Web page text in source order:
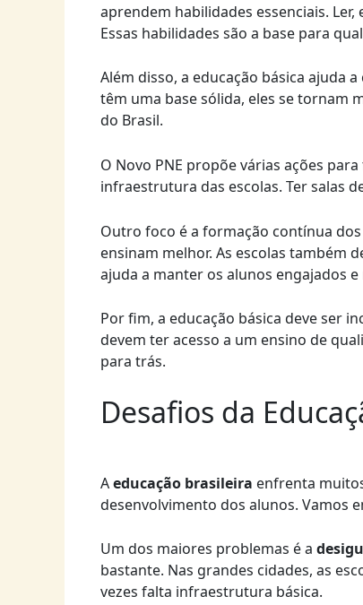
aprendem habilidades essenciais.
Essas habilidades são a base para
Além disso, a educação básica ajuda
têm uma base sólida, eles se tornam
do Brasil.
O Novo PNE propõe várias ações
infraestrutura das escolas. Ter salas
Outro foco é a formação contínua
ensinam melhor. As escolas também
ajuda a manter os alunos engajados
Por fim, a educação básica deve ser
devem ter acesso a um ensino de
para trás.
Desafios da
Aeducação brasileira enfrenta
desenvolvimento dos alunos. Vamos
Um dos maiores problemas é a
bastante. Nas grandes cidades, as
vezes falta infraestrutura básica.